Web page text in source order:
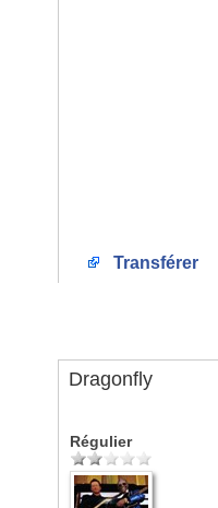
Transférer
Dragonfly
Régulier